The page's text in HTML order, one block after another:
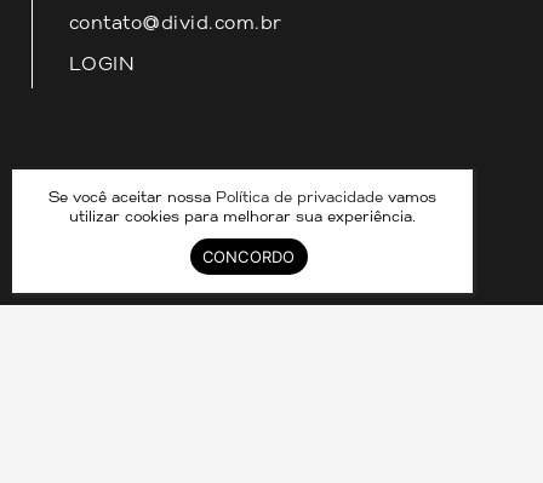
contato@divid.com.br
LOGIN
Nossas redes
Se você aceitar nossa Política de privacidade vamos
utilizar cookies para melhorar sua experiência.
CONCORDO